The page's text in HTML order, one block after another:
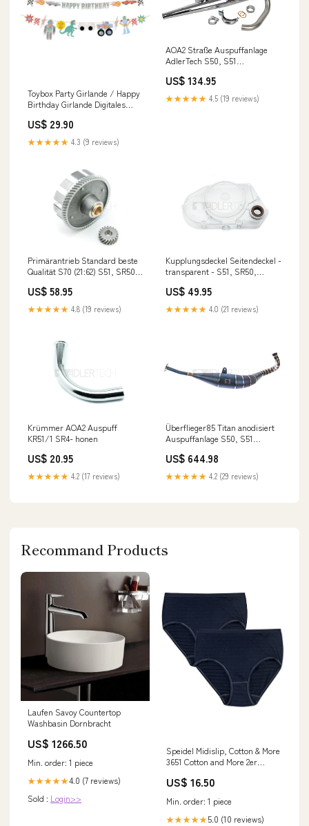
Toybox Party Girlande / Happy
Birthday Girlande Digitales
US$ 29.90
★★★★★ 4.3 (9 reviews)
AOA2 Straße Auspuffanlage
AdlerTech S50, S51
US$ 134.95
★★★★★ 4.5 (19 reviews)
Primärantrieb Standard beste
Qualität S70 (21:62) S51, SR50,
US$ 58.95
★★★★★ 4.8 (19 reviews)
Kupplungsdeckel Seitendeckel -
transparent - S51, SR50,
US$ 49.95
★★★★★ 4.0 (21 reviews)
Krümmer AOA2 Auspuff
KR51/1 SR4- honen
US$ 20.95
★★★★★ 4.2 (17 reviews)
Überflieger85 Titan anodisiert
Auspuffanlage S50, S51
US$ 644.98
★★★★★ 4.2 (29 reviews)
Recommand Products
Laufen Savoy Countertop
Washbasin Dornbracht
US$ 1266.50
Min. order: 1 piece
★★★★★4.0 (7 reviews)
Sold : Login>>
Speidel Midislip, Cotton & More
3651 Cotton and More 2er
fashion_herren_sale
US$ 16.50
Min. order: 1 piece
★★★★★5.0 (10 reviews)